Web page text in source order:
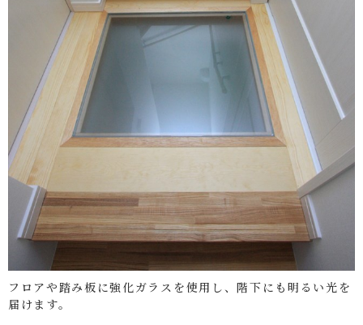
フロアや踏み板に強化ガラスを使用し、階下にも明るい光を
届けます。